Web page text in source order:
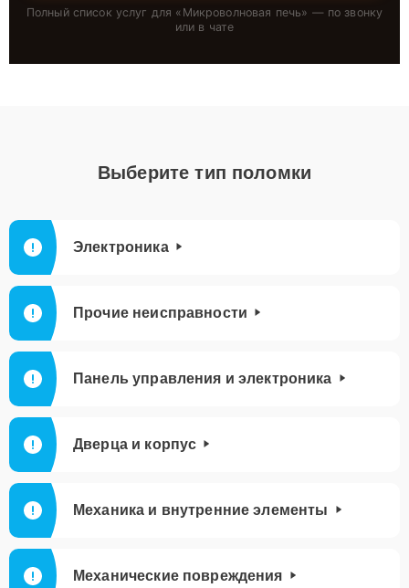
Полный список услуг для « Микроволновая печь» — по звонку
или в чате
Выберите тип поломки
Электроника
Прочие неисправности
Панель управления и электроника
Дверца и корпус
Механика и внутренние элементы
Механические повреждения